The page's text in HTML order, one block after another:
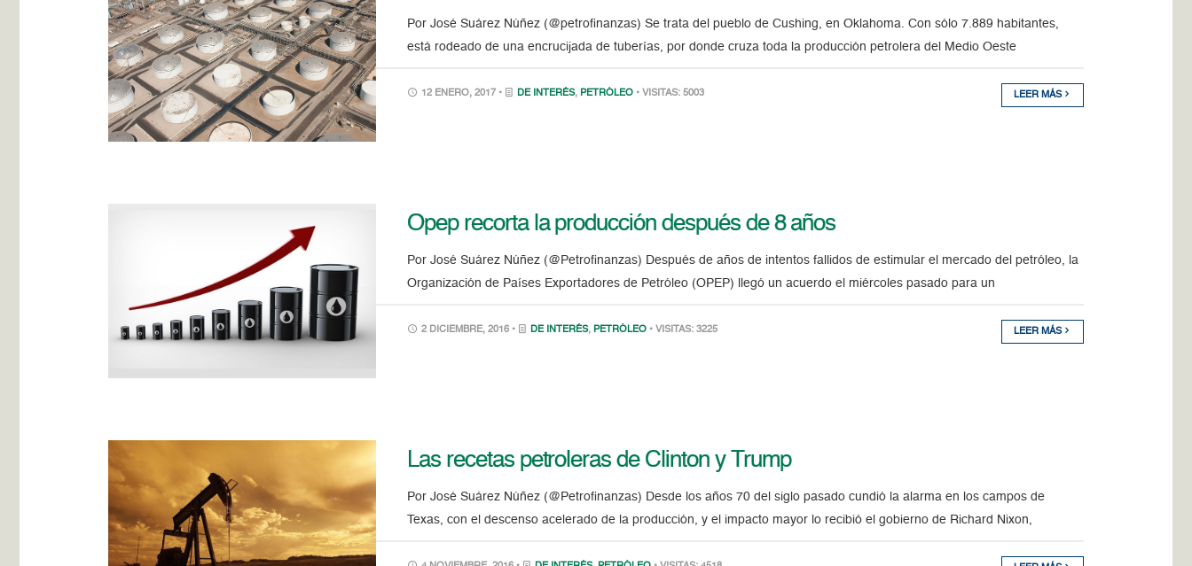
Por José Suárez Núñez (@petrofinanzas) Se trata del pueblo de Cushing, en Oklahoma. Con sólo 7.889 habitantes,
está rodeado de una encrucijada de tuberías, por donde cruza toda la producción petrolera del Medio Oeste
12 ENERO, 2017 • DE INTERÉS, PETRÓLEO • VISITAS: 5003 LEER MÁS
Opep recorta la producción después de 8 años
Por José Suárez Núñez (@Petrofinanzas) Después de años de intentos fallidos de estimular el mercado del petróleo, la
Organización de Países Exportadores de Petróleo (OPEP) llegó un acuerdo el miércoles pasado para un
2 DICIEMBRE, 2016 • DE INTERÉS, PETRÓLEO • VISITAS: 3225 LEER MÁS
Las recetas petroleras de Clinton y Trump
Por José Suárez Núñez (@Petrofinanzas) Desde los años 70 del siglo pasado cundió la alarma en los campos de
Texas, con el descenso acelerado de la producción, y el impacto mayor lo recibió el gobierno de Richard Nixon,